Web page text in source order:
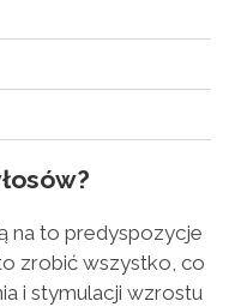
na to predyspozycje
zrobić wszystko, co
i stymulacji wzrostu